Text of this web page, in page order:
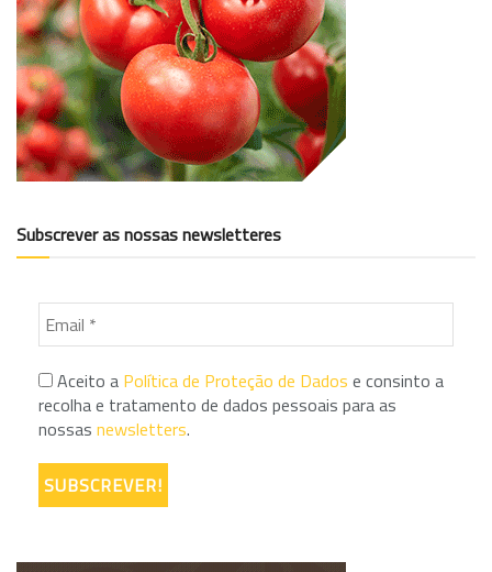
Subscrever as nossas newsletteres
Aceito a Política de Proteção de Dados e consinto a
recolha e tratamento de dados pessoais para as
nossas newsletters.